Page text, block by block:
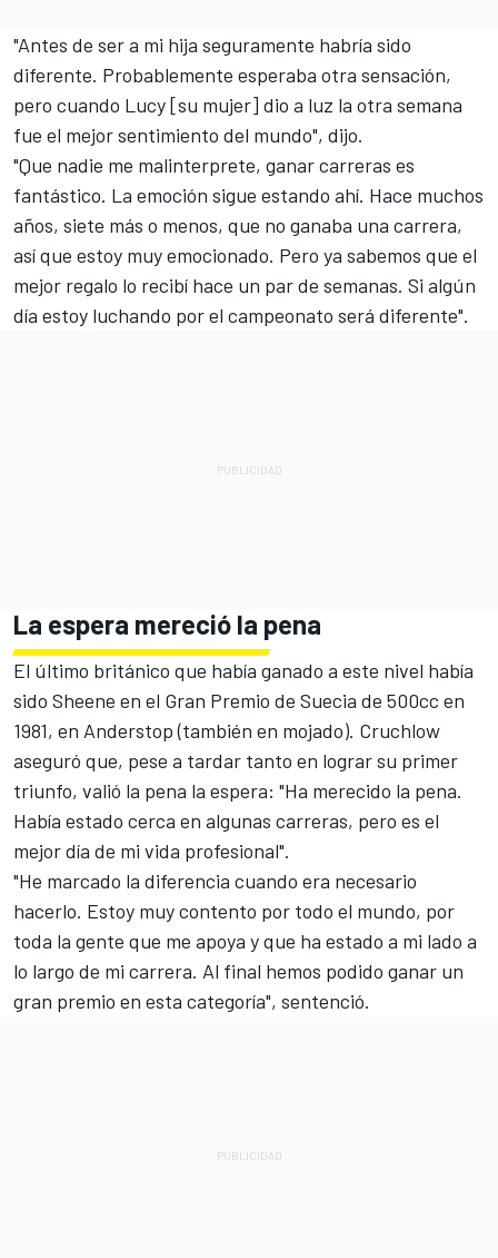
"Antes de ser a mi hija seguramente habría sido
diferente. Probablemente esperaba otra sensación,
pero cuando Lucy [su mujer] dio a luz la otra semana
fue el mejor sentimiento del mundo", dijo.
"Que nadie me malinterprete, ganar carreras es
fantástico. La emoción sigue estando ahí. Hace muchos
años, siete más o menos, que no ganaba una carrera,
así que estoy muy emocionado. Pero ya sabemos que el
mejor regalo lo recibí hace un par de semanas. Si algún
día estoy luchando por el campeonato será diferente".
La espera mereció la pena
El último británico que había ganado a este nivel había
sido Sheene en el Gran Premio de Suecia de 500cc en
1981, en Anderstop (también en mojado). Cruchlow
aseguró que, pese a tardar tanto en lograr su primer
triunfo, valió la pena la espera: "Ha merecido la pena.
Había estado cerca en algunas carreras, pero es el
mejor día de mi vida profesional".
"He marcado la diferencia cuando era necesario
hacerlo. Estoy muy contento por todo el mundo, por
toda la gente que me apoya y que ha estado a mi lado a
lo largo de mi carrera. Al final hemos podido ganar un
gran premio en esta categoría", sentenció.